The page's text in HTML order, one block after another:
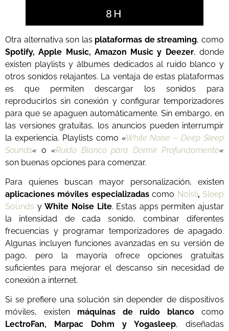
Otra alternativa son las plataformas de streaming, como
Spotify, Apple Music, Amazon Music y Deezer, donde
existen playlists y álbumes dedicados al ruido blanco y
otros sonidos relajantes. La ventaja de estas plataformas
es que permiten descargar los sonidos para
reproducirlos sin conexión y configurar temporizadores
para que se apaguen automáticamente. Sin embargo, en
las versiones gratuitas, los anuncios pueden interrumpir
la experiencia. Playlists como «White Noise – Deep Sleep
Sounds« o «Ruido Blanco para Dormir Profundamente«
son buenas opciones para comenzar.
Para quienes buscan mayor personalización, existen
aplicaciones móviles especializadascomo Noisli, Sleep
Sounds yWhite Noise Lite. Estas apps permiten ajustar
la intensidad de cada sonido, combinar diferentes
frecuencias y programar temporizadores de apagado.
Algunas incluyen funciones avanzadas en su versión de
pago, pero la mayoría ofrece opciones gratuitas
suficientes para mejorar el descanso sin necesidad de
conexión a internet.
Si se prefiere una solución sin depender de dispositivos
móviles, existen máquinas de ruido blanco como
LectroFan, Marpac Dohm y Yogasleep, diseñadas